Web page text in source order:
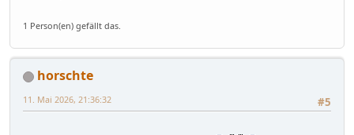
1 Person(en) gefällt das.
horschte
#5
11. Mai 2026, 21:36:32